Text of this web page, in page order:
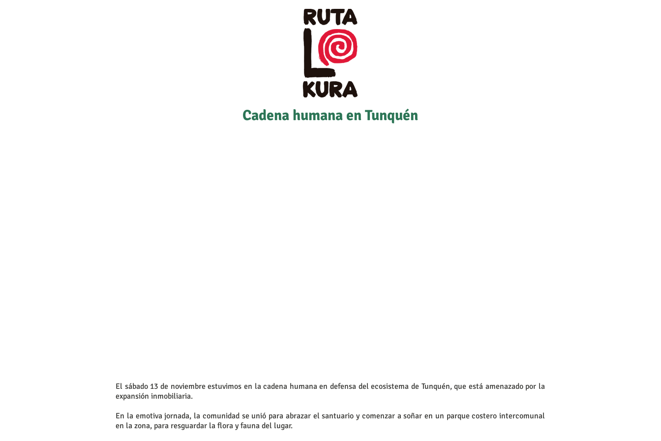
Cadena humana en Tunquén
El sábado 13 de noviembre estuvimos en la cadena humana en defensa del ecosistema de Tunquén, que está amenazado por la
expansión inmobiliaria.
En la emotiva jornada, la comunidad se unió para abrazar el santuario y comenzar a soñar en un parque costero intercomunal
en la zona, para resguardar la flora y fauna del lugar.